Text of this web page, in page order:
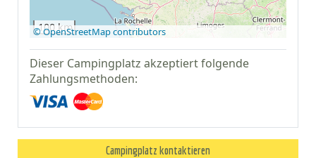
anzeigen
100 km
© OpenStreetMap contributors
Dieser Campingplatz akzeptiert folgende
Zahlungsmethoden:
Campingplatz kontaktieren